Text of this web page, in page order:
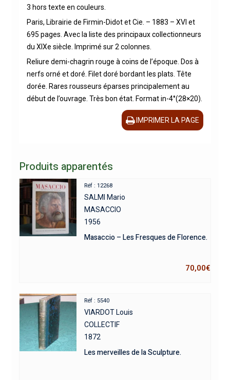
3 hors texte en couleurs.
Paris, Librairie de Firmin-Didot et Cie. – 1883 – XVI et
695 pages. Avec la liste des principaux collectionneurs
du XIXe siècle. Imprimé sur 2 colonnes.
Reliure demi-chagrin rouge à coins de l’époque. Dos à
nerfs orné et doré. Filet doré bordant les plats. Tête
dorée. Rares rousseurs éparses principalement au
début de l’ouvrage. Très bon état. Format in-4°(28×20).
IMPRIMER LA PAGE
Produits apparentés
Réf : 12268
SALMI Mario
MASACCIO
1956
Masaccio – Les Fresques de Florence.
70,00€
Réf : 5540
VIARDOT Louis
COLLECTIF
1872
Les merveilles de la Sculpture.